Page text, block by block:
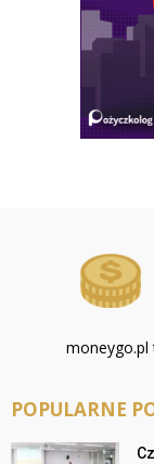
moneygo.pl
POPULARNE